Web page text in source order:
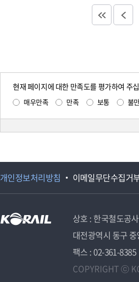
현재 페이지에 대한 만족도를 평가하여 주
매우만족 만족 보통 불
개인정보처리방침 이메일무단수집거
상호 : 한국철도공사
대전광역시 동구
팩스 : 02-361-8385
COPYRIGHT ⓒ